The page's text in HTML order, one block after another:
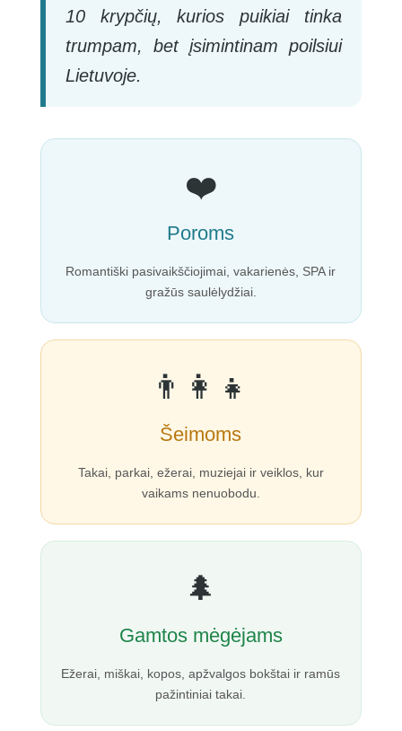
10 krypčių, kurios puikiai tinka
trumpam, bet įsimintinam poilsiui
Lietuvoje.
❤️
Poroms
Romantiški pasivaikščiojimai, vakarienės, SPA ir
gražūs saulėlydžiai.
👨‍👩‍👧
Šeimoms
Takai, parkai, ežerai, muziejai ir veiklos, kur
vaikams nenuobodu.
🌲
Gamtos mėgėjams
Ežerai, miškai, kopos, apžvalgos bokštai ir ramūs
pažintiniai takai.